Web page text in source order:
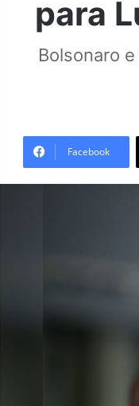
para
Bolsonaro
Facebook